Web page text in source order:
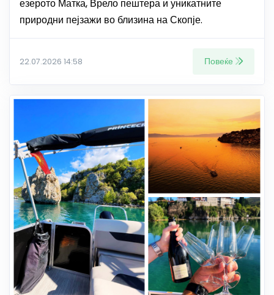
езерото Матка, Врело пештера и уникатните
природни пејзажи во близина на Скопје.
22.07.2026 14:58 Повеќе